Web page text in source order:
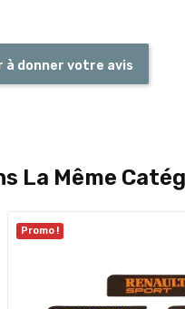
à donner votre avis
La Même
Promo !